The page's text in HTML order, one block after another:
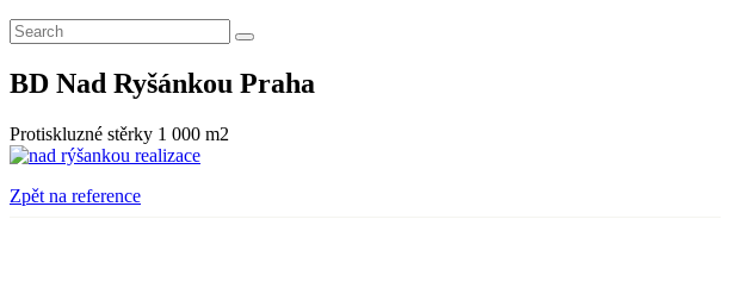
BD Nad Ryšánkou Praha
Protiskluzné stěrky 1 000 m2
Zpět na reference